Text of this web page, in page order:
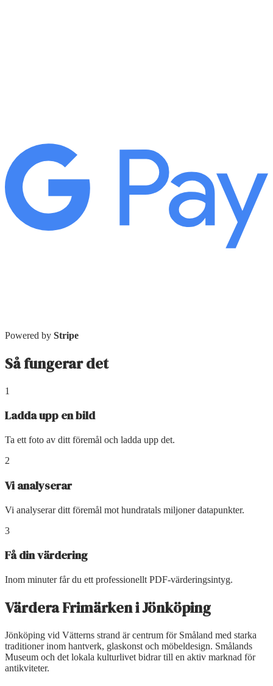
Powered by Stripe
Så fungerar det
1
Ladda upp en bild
Ta ett foto av ditt föremål och ladda upp det.
2
Vi analyserar
Vi analyserar ditt föremål mot hundratals miljoner datapunkter.
3
Få din värdering
Inom minuter får du ett professionellt PDF-värderingsintyg.
Värdera FrimärkeniJönköping
Jönköping vid Vätterns strand är centrum för Småland med starka
traditioner inom hantverk, glaskonst och möbeldesign. Smålands
Museum och det lokala kulturlivet bidrar till en aktiv marknad för
antikviteter.